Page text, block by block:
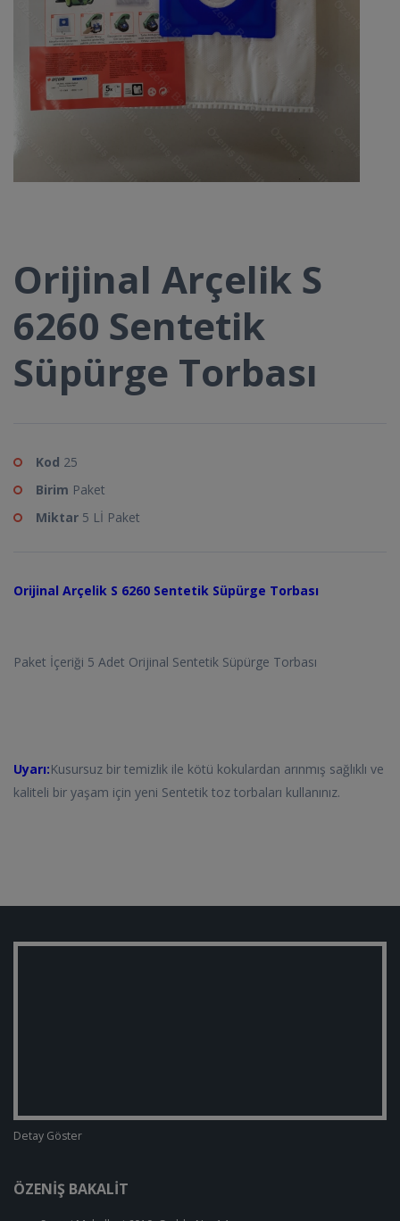
Orijinal Arçelik S
6260 Sentetik
Süpürge Torbası
Kod 25
Birim Paket
Miktar 5 Lİ Paket
Orijinal Arçelik S 6260 Sentetik Süpürge Torbası
Paket İçeriği 5 Adet Orijinal Sentetik Süpürge Torbası
Uyarı:Kusursuz bir temizlik ile kötü kokulardan arınmış sağlıklı ve
kaliteli bir yaşam için yeni Sentetik toz torbaları kullanınız.
Detay Göster
ÖZENIŞ BAKALIT